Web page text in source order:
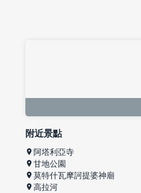
附近景點
阿塔利亞寺
甘地公園
莫特什瓦摩訶提婆神廟
高拉河